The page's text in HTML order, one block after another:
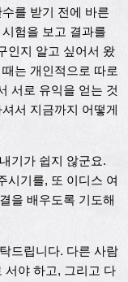
를 받기 전에 바른
험을 보고 결과를
인지 알고 싶어서 왔
는 개인적으로 따로
서로 유익을 얻는 것
서 지금까지 어떻게
기가 쉽지 않군요.
시기를, 또 이디스 여
을 배우도록 기도해
드립니다. 다른 사람
서야 하고, 그리고 다